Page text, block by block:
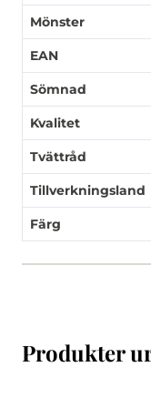
Mönster
EAN
Sömnad
Kvalitet
Tvättråd
Tillverkningsland
Färg
Produkter